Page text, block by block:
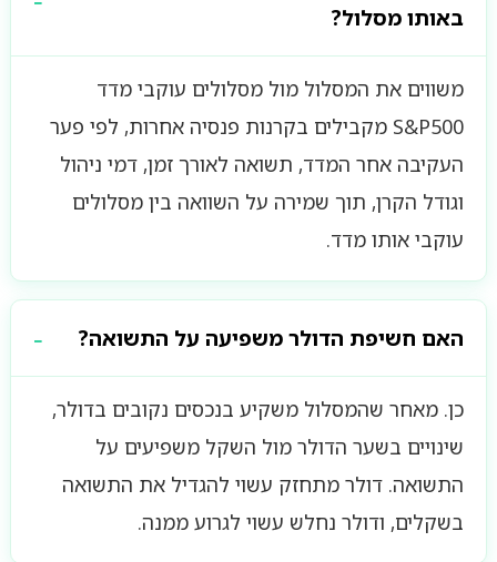
באותו מסלול?
משווים את המסלול מול מסלולים עוקבי מדד
S&P500 מקבילים בקרנות פנסיה אחרות, לפי פער
העקיבה אחר המדד, תשואה לאורך זמן, דמי ניהול
וגודל הקרן, תוך שמירה על השוואה בין מסלולים
עוקבי אותו מדד.
האם חשיפת הדולר משפיעה על התשואה?
כן. מאחר שהמסלול משקיע בנכסים נקובים בדולר,
שינויים בשער הדולר מול השקל משפיעים על
התשואה. דולר מתחזק עשוי להגדיל את התשואה
בשקלים, ודולר נחלש עשוי לגרוע ממנה.